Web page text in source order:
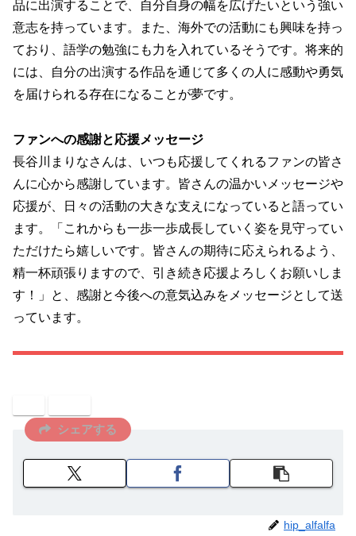
品に出演することで、自分自身の幅を広げたいという強い
意志を持っています。また、海外での活動にも興味を持っ
ており、語学の勉強にも力を入れているそうです。将来的
には、自分の出演する作品を通じて多くの人に感動や勇気
を届けられる存在になることが夢です。
ファンへの感謝と応援メッセージ
長谷川まりなさんは、いつも応援してくれるファンの皆さ
んに心から感謝しています。皆さんの温かいメッセージや
応援が、日々の活動の大きな支えになっていると語ってい
ます。「これからも一歩一歩成長していく姿を見守ってい
ただけたら嬉しいです。皆さんの期待に応えられるよう、
精一杯頑張りますので、引き続き応援よろしくお願いしま
す！」と、感謝と今後への意気込みをメッセージとして送
っています。
シェアする
hip_alfalfa